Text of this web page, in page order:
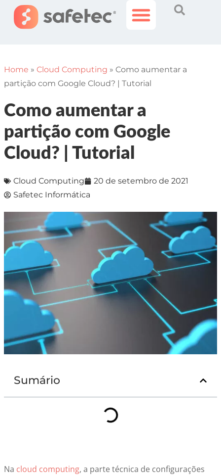
Home » Cloud Computing » Como aumentar a
partição com Google Cloud? | Tutorial
Como aumentar a
partição com Google
Cloud? | Tutorial
Cloud Computing
20 de setembro de 2021
Safetec Informática
Sumário
Na cloud computing, a parte técnica de configurações